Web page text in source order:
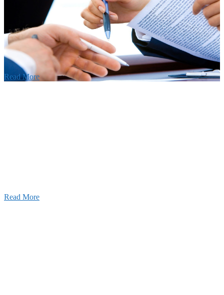
採用情報
あなたの実力を発揮してみませんか？幅広い人材
います。特に建設業の営業経験者、技術者の方を
す。
Read More
Read More